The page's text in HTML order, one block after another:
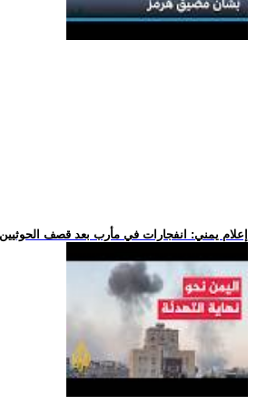
.. إعلام يمني: انفجارات في مأرب بعد قصف